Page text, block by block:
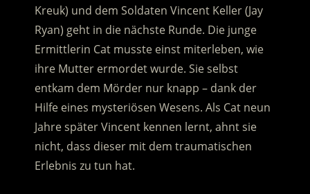
Kreuk) und dem Soldaten Vincent Keller (Jay
Ryan) geht in die nächste Runde. Die junge
Ermittlerin Cat musste einst miterleben, wie
ihre Mutter ermordet wurde. Sie selbst
entkam dem Mörder nur knapp – dank der
Hilfe eines mysteriösen Wesens. Als Cat neun
Jahre später Vincent kennen lernt, ahnt sie
nicht, dass dieser mit dem traumatischen
Erlebnis zu tun hat.